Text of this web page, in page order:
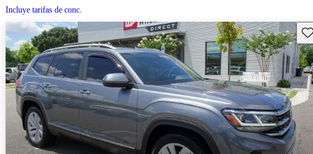
Incluye tarifas de conc.